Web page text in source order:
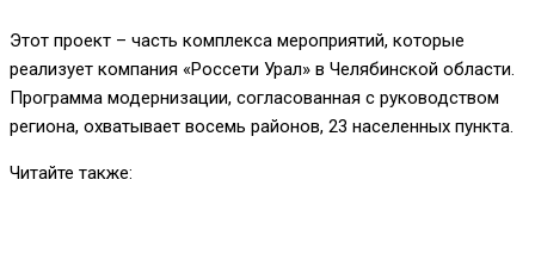
Этот проект – часть комплекса мероприятий, которые
реализует компания «Россети Урал» в Челябинской области.
Программа модернизации, согласованная с руководством
региона, охватывает восемь районов, 23 населенных пункта.
Читайте также: